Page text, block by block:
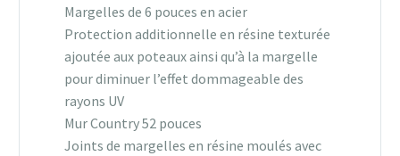
Margelles de 6 pouces en acier
Protection additionnelle en résine texturée
ajoutée aux poteaux ainsi qu’à la margelle
pour diminuer l’effet dommageable des
rayons UV
Mur Country 52 pouces
Joints de margelles en résine moulés avec